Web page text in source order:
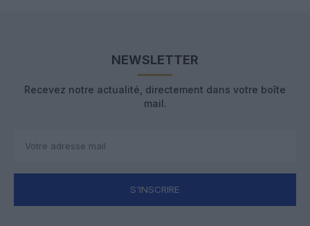
NEWSLETTER
Recevez notre actualité, directement dans votre boîte
mail.
S'INSCRIRE